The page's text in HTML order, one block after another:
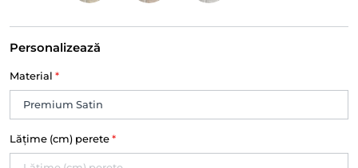
Personalizează
Material *
Lățime (cm) perete *